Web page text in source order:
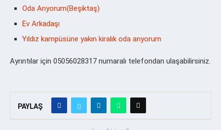
Oda Arıyorum(Beşiktaş)
Ev Arkadaşı
Yıldız kampüsüne yakın kiralık oda arıyorum
Ayrıntılar için 05056028317 numaralı telefondan ulaşabilirsiniz.
PAYLAŞ